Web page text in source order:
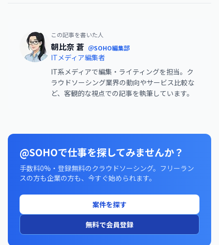
この記事を書いた人
朝比奈 蒼 ＠SOHO編集部
ITメディア編集者
IT系メディアで編集・ライティングを担当。ク
ラウドソーシング業界の動向やサービス比較な
ど、客観的な視点での記事を執筆しています。
@SOHOで仕事を探してみませんか？
手数料0%・登録無料のクラウドソーシング。フリーラン
スの方も企業の方も、今すぐ始められます。
案件を探す
無料で会員登録